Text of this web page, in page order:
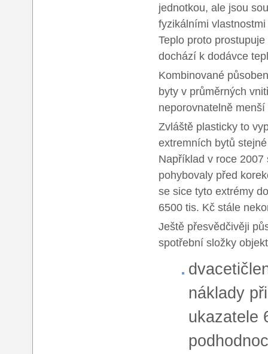
jednotkou, ale jsou
fyzikálními
Teplo proto
dochází k dodávce
Kombinované
byty v průměrných
neporovnatelně
Zvláště plasticky to
extremních bytů
Například v roce
pohybovaly před
se sice tyto extrémy
6500 tis. Kč stále
Ještě přesvědčivěji
spotřební složky
náklady
ukazatele